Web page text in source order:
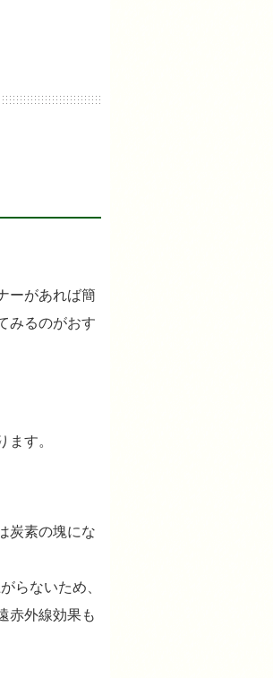
ーがあれば簡
みるのがおす
す。
炭素の塊にな
らないため、
赤外線効果も